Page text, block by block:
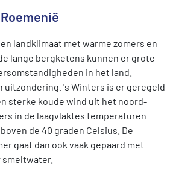
landklimaat met warme zomers en
lange bergketens kunnen er grote
in het land.
uitzondering. 's Winters is er geregeld
sterke koude wind uit het noord-
in de laagvlaktes temperaturen
de 40 graden Celsius. De
gaat dan ook vaak gepaard met